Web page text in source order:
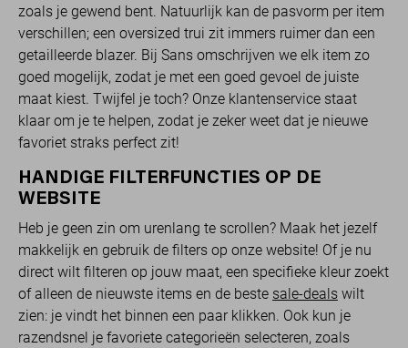
zoals je gewend bent. Natuurlijk kan de pasvorm per item
verschillen; een oversized trui zit immers ruimer dan een
getailleerde blazer. Bij Sans omschrijven we elk item zo
goed mogelijk, zodat je met een goed gevoel de juiste
maat kiest. Twijfel je toch? Onze klantenservice staat
klaar om je te helpen, zodat je zeker weet dat je nieuwe
favoriet straks perfect zit!
HANDIGE FILTERFUNCTIES OP DE
WEBSITE
Heb je geen zin om urenlang te scrollen? Maak het jezelf
makkelijk en gebruik de filters op onze website! Of je nu
direct wilt filteren op jouw maat, een specifieke kleur zoekt
of alleen de nieuwste items en de beste sale-deals wilt
zien: je vindt het binnen een paar klikken. Ook kun je
razendsnel je favoriete categorieën selecteren, zoals